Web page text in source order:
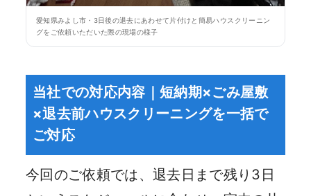
愛知県みよし市・3日後の退去にあわせて片付けと簡易ハウスクリーニン
グをご依頼いただいた際の現場の様子
当社での対応内容｜短納期×ごみ屋敷
×退去前ハウスクリーニングを一括で
ご対応
今回のご依頼では、退去日まで残り3日